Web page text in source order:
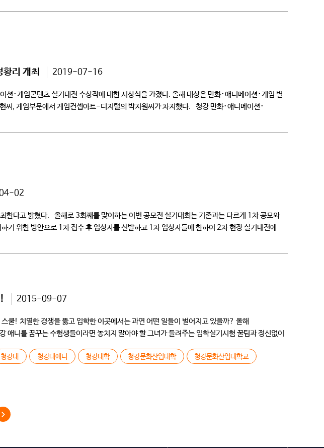
리 개최 2019-07-16
･게임콘텐츠 실기대전 수상작에 대한 시상식을 가졌다. 올해 대상은 만화･애니메이션･게임 별
씨, 게임부문에서 게임컨셉아트-디지털의 박지원씨가 차지했다. 청강 만화･애니메이션･
02
다고 밝혔다. 올해로 3회째를 맞이하는 이번 공모전 실기대회는 기존과는 다르게 1차 공모와
위한 방안으로 1차 접수 후 입상자를 선발하고 1차 입상자들에 한하여 2차 현장 실기대전에
2015-09-07
쿨! 치열한 경쟁을 뚫고 입학한 이곳에서는 과연 어떤 일들이 벌어지고 있을까? 올해
니를 꿈꾸는 수험생들이라면 놓치지 말아야 할 그녀가 들려주는 입학실기시험 꿀팁과 정신없이
청강대 청강대애니 청강대학 청강문화산업대학 청강문화산업대학교